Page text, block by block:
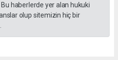
haberlerde yer alan hukuki
olup sitemizin hiç bir